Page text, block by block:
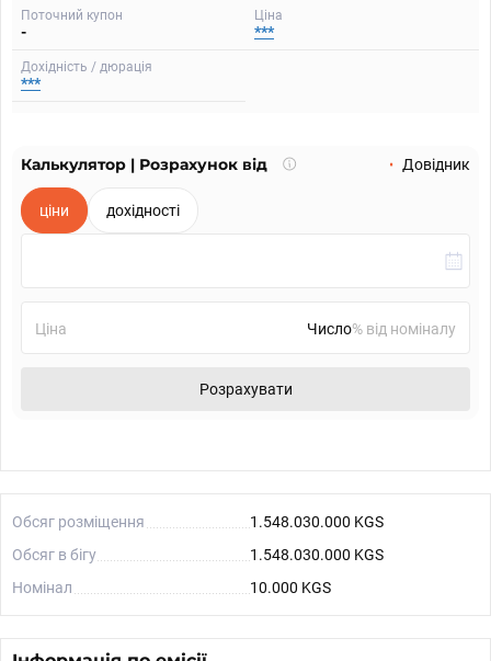
Поточний купон
-
Ціна
***
Дохідність / дюрація
***
Калькулятор | Розрахунок від
Що
Довідник
ціни дохідності
Ціна % від номіналу
Розрахувати
Обсяг розміщення
1.548.030.000 KGS
Обсяг в бігу
1.548.030.000 KGS
Номінал
10.000 KGS